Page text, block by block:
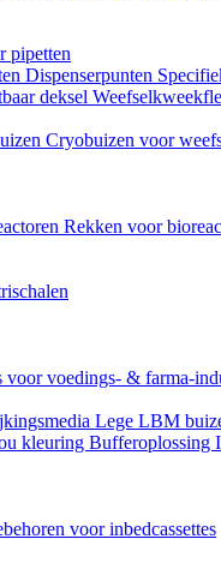
pipetten
Dispenserpunten
deksel
Cryobuizen voor
Rekken voor
voor voedings- & farma-
Lege LBM
kleuring Bufferoplossing
voor inbedcassettes